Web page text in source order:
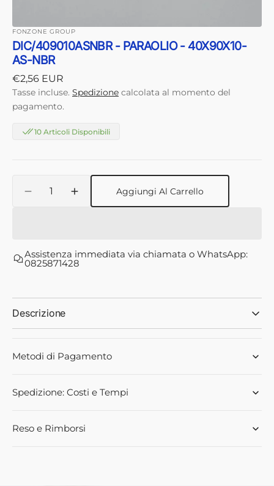
FONZONE GROUP
DIC/409010ASNBR - PARAOLIO - 40X90X10-
AS-NBR
Prezzo
di
listino
€2,56 EUR
Tasse incluse. Spedizione calcolata al momento del
pagamento.
10 Articoli Disponibili
Diminuisci
-
PARAOLIO
AS-
NBR
Aumenta
quantità
-
PARAOLIO
AS-
Aggiungi Al Carrello
Assistenza immediata via chiamata o WhatsApp:
0825871428
Descrizione
Metodi di Pagamento
Spedizione: Costi e Tempi
Reso e Rimborsi